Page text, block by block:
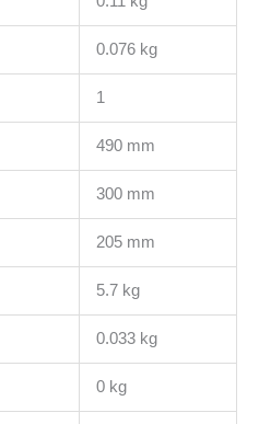
0.076 kg
1
490 mm
300 mm
205 mm
5.7 kg
0.033 kg
0 kg